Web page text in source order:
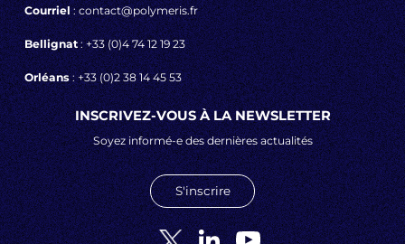
Courriel: contact@polymeris.fr
Bellignat: +33 (0)4 74 12 19 23
Orléans: +33 (0)2 38 14 45 53
INSCRIVEZ-VOUS À LA NEWSLETTER
Soyez informé-e des dernières actualités
S'inscrire